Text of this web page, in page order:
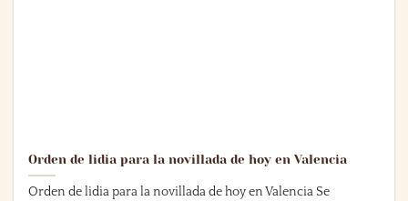
Orden de lidia para la novillada de hoy en Valencia
Orden de lidia para la novillada de hoy en Valencia Se